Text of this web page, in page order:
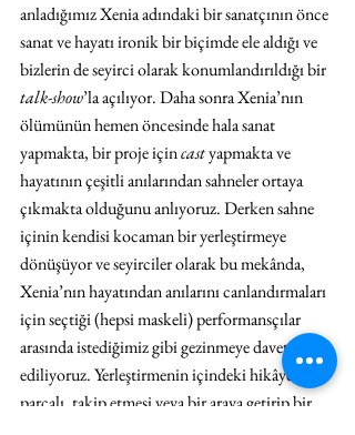
anladığımız Xenia adındaki bir sanatçının önce
sanat ve hayatı ironik bir biçimde ele aldığı ve
bizlerin de seyirci olarak konumlandırıldığı bir
talk-show’la açılıyor. Daha sonra Xenia’nın
ölümünün hemen öncesinde hala sanat
yapmakta, bir proje için cast yapmakta ve
hayatının çeşitli anılarından sahneler ortaya
çıkmakta olduğunu anlıyoruz. Derken sahne
içinin kendisi kocaman bir yerleştirmeye
dönüşüyor ve seyirciler olarak bu mekânda,
Xenia’nın hayatından anılarını canlandırmaları
için seçtiği (hepsi maskeli) performansçılar
arasında istediğimiz gibi gezinmeye davet
ediliyoruz. Yerleştirmenin içindeki hikâye fazla
parçalı, takip etmesi veya bir araya getirip bir